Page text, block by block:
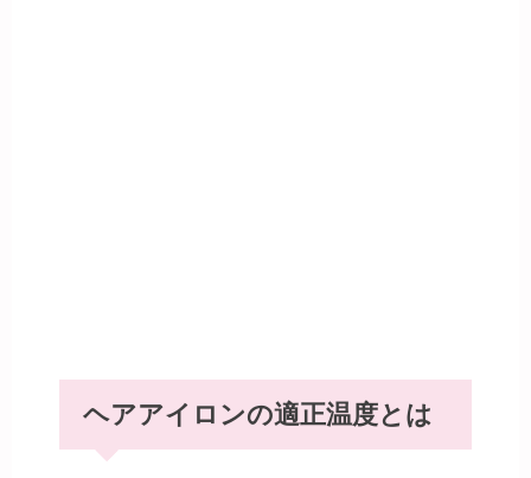
ヘアアイロンの適正温度とは